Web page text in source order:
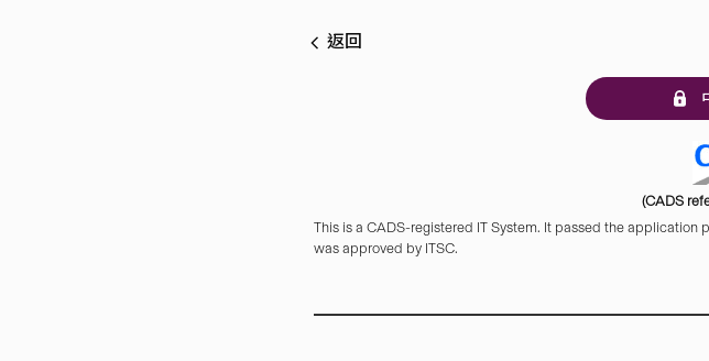
返回
(CADS
This is a CADS-registered IT System. It passed the application
was approved by ITSC.